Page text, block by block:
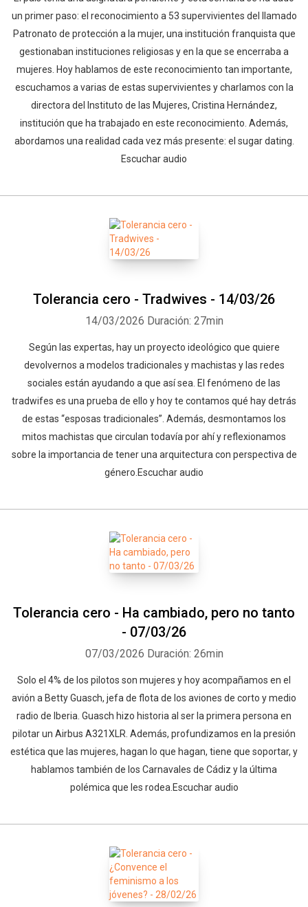
un primer paso: el reconocimiento a 53 supervivientes del llamado
Patronato de protección a la mujer, una institución franquista que
gestionaban instituciones religiosas y en la que se encerraba a
mujeres. Hoy hablamos de este reconocimiento tan importante,
escuchamos a varias de estas supervivientes y charlamos con la
directora del Instituto de las Mujeres, Cristina Hernández,
institución que ha trabajado en este reconocimiento. Además,
abordamos una realidad cada vez más presente: el sugar dating.
Escuchar audio
Tolerancia cero - Tradwives - 14/03/26
14/03/2026 Duración: 27min
Según las expertas, hay un proyecto ideológico que quiere
devolvernos a modelos tradicionales y machistas y las redes
sociales están ayudando a que así sea. El fenómeno de las
tradwifes es una prueba de ello y hoy te contamos qué hay detrás
de estas “esposas tradicionales”. Además, desmontamos los
mitos machistas que circulan todavía por ahí y reflexionamos
sobre la importancia de tener una arquitectura con perspectiva de
género.Escuchar audio
Tolerancia cero - Ha cambiado, pero no tanto
- 07/03/26
07/03/2026 Duración: 26min
Solo el 4% de los pilotos son mujeres y hoy acompañamos en el
avión a Betty Guasch, jefa de flota de los aviones de corto y medio
radio de Iberia. Guasch hizo historia al ser la primera persona en
pilotar un Airbus A321XLR. Además, profundizamos en la presión
estética que las mujeres, hagan lo que hagan, tiene que soportar, y
hablamos también de los Carnavales de Cádiz y la última
polémica que les rodea.Escuchar audio